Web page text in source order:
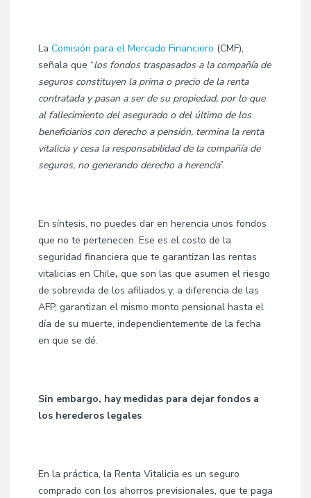
La Comisión para el Mercado Financiero (CMF),
señala que “los fondos traspasados a la compañía de
seguros constituyen la prima o precio de la renta
contratada y pasan a ser de su propiedad, por lo que
al fallecimiento del asegurado o del último de los
beneficiarios con derecho a pensión, termina la renta
vitalicia y cesa la responsabilidad de la compañía de
seguros, no generando derecho a herencia”.
En síntesis, no puedes dar en herencia unos fondos
que no te pertenecen. Ese es el costo de la
seguridad financiera que te garantizan las rentas
vitalicias en Chile, que son las que asumen el riesgo
de sobrevida de los afiliados y, a diferencia de las
AFP, garantizan el mismo monto pensional hasta el
día de su muerte, independientemente de la fecha
en que se dé.
Sin embargo, hay medidas para dejar fondos a
los herederos legales
En la práctica, la Renta Vitalicia es un seguro
comprado con los ahorros previsionales, que te paga